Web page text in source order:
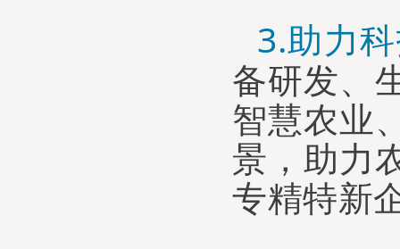
3.助力
备研发、
智慧农业
景 ，助力
专精特新